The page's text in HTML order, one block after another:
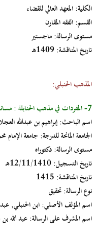
الكلية:المعهد العالي للقضاء
القسم:الفقه المقارن
مستوى الرسالة:ماجستير
تاريخ المناقشة:
المذهب الحنبلي:
7- المفردات في مذهب الحنابلة :
اسم الباحث:إبراهيم بن عبدالله
الجامعة المانحة للدرجة: جامعة الإمام
مستوى الرسالة:دكتوراه
تاريخ التسجيل:
تاريخ المناقشة:
نوع الرسالة:تحقيق
اسم المؤلف الأصلي:ابن الحنبلي,
اسم المشرف على الرسالة:عبد الله